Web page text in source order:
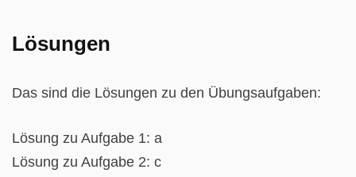
Lösungen
Das sind die Lösungen zu den Übungsaufgaben:
Lösung zu Aufgabe 1: a
Lösung zu Aufgabe 2: c